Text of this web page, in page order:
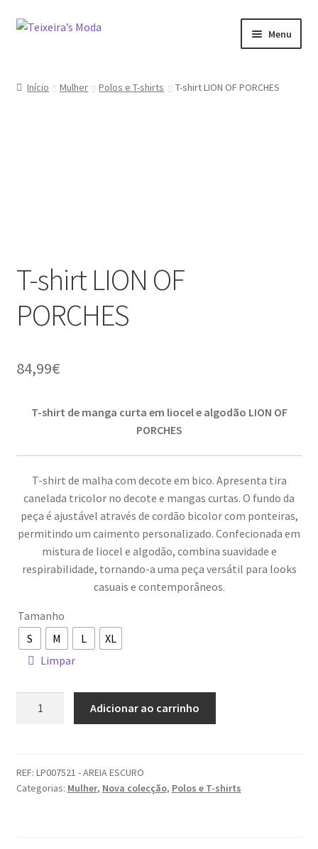
Ir
Saltar
Menu
Início Mulher Polos e T-shirts T-shirt LION OF PORCHES
T-shirt LION OF
PORCHES
84,99€
T-shirt de manga curta em liocel e algodão LION OF
PORCHES
T-shirt de malha com decote em bico. Apresenta tira
canelada tricolor no decote e mangas curtas. O fundo da
peça é ajustável através de cordão bicolor com ponteiras,
permitindo um caimento personalizado. Confecionada em
mistura de liocel e algodão, combina suavidade e
respirabilidade, tornando-a uma peça versátil para looks
casuais e contemporâneos.
Tamanho
S
M L
XL
Limpar
LION
OF
Adicionar ao carrinho
REF: LP007521 - AREIA ESCURO
Categorias: Mulher, Nova colecção, Polos e T-shirts